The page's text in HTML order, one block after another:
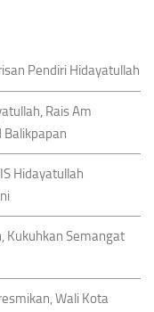
Pendiri Hidayatullah
Rais Am
Balikpapan
Hidayatullah
Kukuhkan Semangat
Wali Kota